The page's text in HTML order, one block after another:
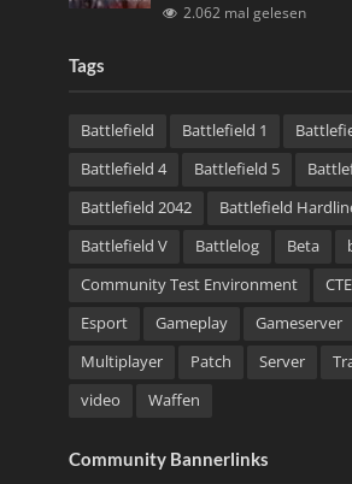
2.062 mal gelesen
Tags
Battlefield Battlefield 1
Battlefield 4
Battlefield 5
Battlefield 2042
Battlefield
Battlefield V
Battlelog Beta
Community Test Environment
CTE
Esport
Gameplay Gameserver
Multiplayer
Patch Server
video
Waffen
Community Bannerlinks